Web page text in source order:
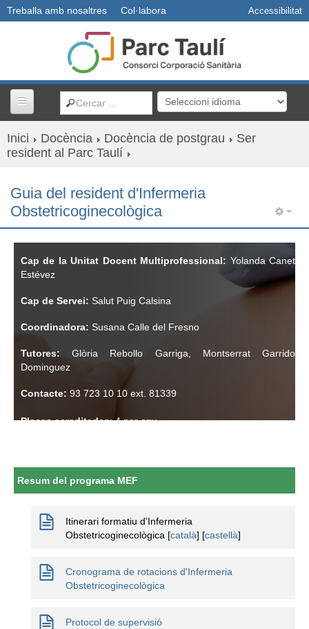
Accessibilitat
Col·labora
Treballa amb nosaltres
Centres i serveis
Professionals
Docència
Informació corporativa
Àrea personal
Seu electrònica
Com arribar i contacte
Treballa amb nosaltres
Inici Docència Docència de postgrau
Ser
resident al Parc Taulí
Guia del resident d'Infermeria
Obstetricoginecològica
Cap de la Unitat Docent Multiprofessional: Yolanda Canet
Estévez
Cap de Servei: Salut Puig Calsina
Coordinadora: Susana Calle del Fresno
Tutores:Glòria Rebollo Garriga, Montserrat Garrido
Dominguez
Contacte: 93 723 10 10 ext. 81339
Places acreditades: 4 per any
Resum del programa MEF
Itinerari formatiu d'Infermeria
Obstetricoginecològica [català] [castellà]
Cronograma de rotacions d'Infermeria
Obstetricoginecològica
Protocol de supervisió